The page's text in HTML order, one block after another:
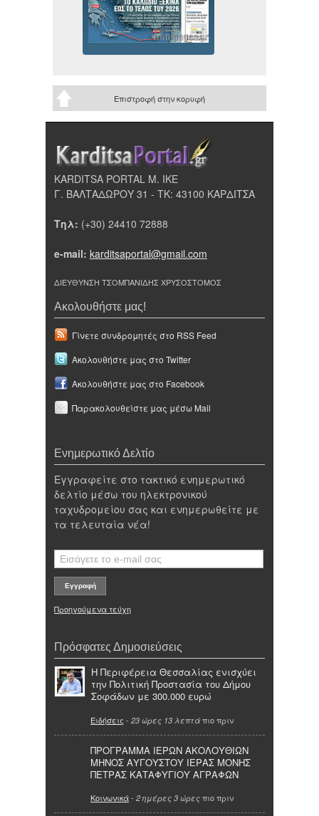
Επιστροφή στην κορυφή
KARDITSA PORTAL Μ. ΙΚΕ
Γ. ΒΑΛΤΑΔΩΡΟΥ 31 - ΤΚ: 43100 ΚΑΡΔΙΤΣΑ
Τηλ: (+30) 24410 72888
e-mail: karditsaportal@gmail.com
ΔΙΕΥΘΥΝΣΗ ΤΣΟΜΠΑΝΙΔΗΣ ΧΡΥΣΟΣΤΟΜΟΣ
Ακολουθήστε μας!
Γίνετε συνδρομητές στο RSS Feed
Ακολουθήστε μας στο Twitter
Ακολουθήστε μας στο Facebook
Παρακολουθείστε μας μέσω Mail
Ενημερωτικό Δελτίο
Εγγραφείτε στο τακτικό ενημερωτικό
δελτίο μέσω του ηλεκτρονικού
ταχυδρομείου σας και ενημερωθείτε με
τα τελευταία νέα!
Προηγούμενα τεύχη
Πρόσφατες Δημοσιεύσεις
Η Περιφέρεια Θεσσαλίας ενισχύει
την Πολιτική Προστασία του Δήμου
Σοφάδων με 300.000 ευρώ
Ειδήσεις - 23 ώρες 13 λεπτά πιο πριν
ΠΡΟΓΡΑΜΜΑ ΙΕΡΩΝ ΑΚΟΛΟΥΘΙΩΝ
ΜΗΝΟΣ ΑΥΓΟΥΣΤΟΥ ΙΕΡΑΣ ΜΟΝΗΣ
ΠΕΤΡΑΣ ΚΑΤΑΦΥΓΙΟΥ ΑΓΡΑΦΩΝ
Κοινωνικά- 2 ημέρες 3 ώρες πιο πριν